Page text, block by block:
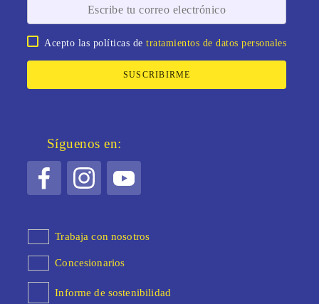
Acepto las políticas detratamientos de datos personales
SUSCRIBIRME
Síguenos en:
Trabaja con nosotros
Concesionarios
Informe de sostenibilidad